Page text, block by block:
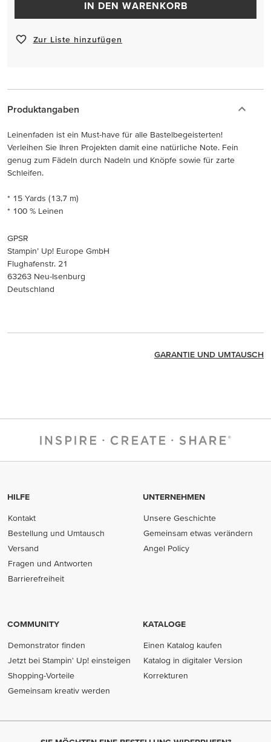
IN DEN WARENKORB
Zur Liste hinzufügen
Produktangaben
Leinenfaden ist ein Must-have für alle Bastelbegeisterten!
Verleihen Sie Ihren Projekten damit eine natürliche Note. Fein
genug zum Fädeln durch Nadeln und Knöpfe sowie für zarte
Schleifen.
* 15 Yards (13,7 m)
* 100 % Leinen
GPSR
Stampin’ Up! Europe GmbH
Flughafenstr. 21
63263 Neu-Isenburg
Deutschland
GARANTIE UND UMTAUSCH
HILFE
Kontakt
Bestellung und Umtausch
Versand
Fragen und Antworten
Barrierefreiheit
UNTERNEHMEN
Unsere Geschichte
Gemeinsam etwas verändern
Angel Policy
COMMUNITY
Demonstrator finden
Jetzt bei Stampin' Up! einsteigen
Shopping-Vorteile
Gemeinsam kreativ werden
KATALOGE
Einen Katalog kaufen
Katalog in digitaler Version
Korrekturen